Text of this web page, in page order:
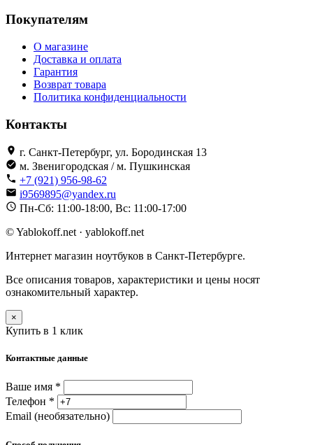
Покупателям
О магазине
Доставка и оплата
Гарантия
Возврат товара
Политика конфиденциальности
Контакты
г. Санкт-Петербург, ул. Бородинская 13
м. Звенигородская / м. Пушкинская
+7 (921) 956-98-62
i9569895@yandex.ru
Пн-Сб: 11:00-18:00, Вс: 11:00-17:00
© Yablokoff.net · yablokoff.net
Интернет магазин ноутбуков в Санкт-Петербурге.
Все описания товаров, характеристики и цены носят
ознакомительный характер.
×
Купить в 1 клик
Контактные данные
Ваше имя *
Телефон *
Email (необязательно)